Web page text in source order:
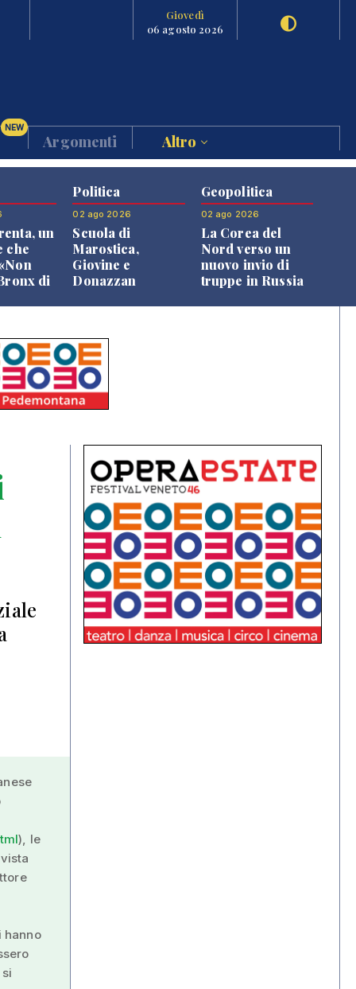
Giovedì
06 agosto 2026
NEW
Argomenti Altro
un
che
di
Politica
02 ago 2026
Scuola di
Marostica,
Giovine e
Donazzan
Geopolitica
02 ago 2026
La Corea del
Nord verso un
nuovo invio di
truppe in Russia
), le
hanno